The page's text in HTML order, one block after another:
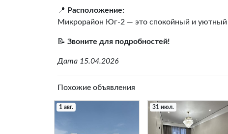
📍 Расположение:
Микрорайон Юг-2 — это спокойный и уютный
📝 Звоните для подробностей!
Дата 15.04.2026
Похожие объявления
1 авг. 31 июл.